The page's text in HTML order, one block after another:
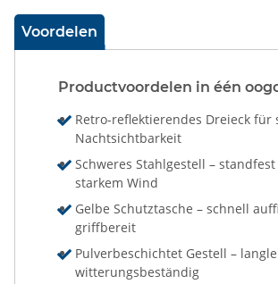
Voordelen
Productvoordelen in één
Retro-reflektierendes Dreieck für
Nachtsichtbarkeit
Schweres Stahlgestell –
starkem Wind
Gelbe Schutztasche – schnell
griffbereit
Pulverbeschichtet Gestell –
witterungsbeständig